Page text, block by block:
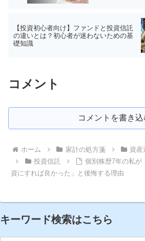
【投資初心者向け】ファンドと投資信託
の違いとは？初心者が迷わないための基
礎知識
コメント
コメントを書き込
ホーム 家計の処方箋
資産
投資信託
個別株歴7年の私が
資にすれば良かった」と後悔する理由
キーワード検索はこちら